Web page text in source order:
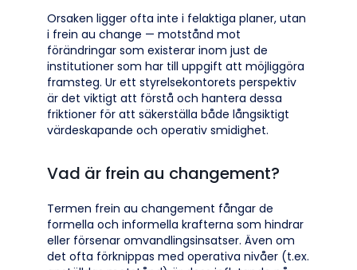
Orsaken ligger ofta inte i felaktiga planer, utan
i frein au change — motstånd mot
förändringar som existerar inom just de
institutioner som har till uppgift att möjliggöra
framsteg. Ur ett styrelsekontorets perspektiv
är det viktigt att förstå och hantera dessa
friktioner för att säkerställa både långsiktigt
värdeskapande och operativ smidighet.
Vad är frein au changement?
Termen frein au changement fångar de
formella och informella krafterna som hindrar
eller försenar omvandlingsinsatser. Även om
det ofta förknippas med operativa nivåer (t.ex.